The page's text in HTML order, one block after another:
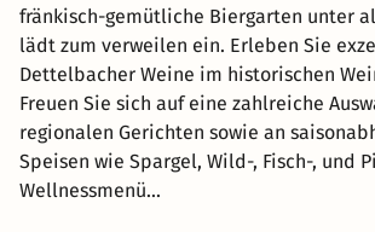
fränkisch-gemütliche Biergarten unter
lädt zum verweilen ein. Erleben Sie
Dettelbacher Weine im historischen
Freuen Sie sich auf eine zahlreiche
regionalen Gerichten sowie an
Speisen wie Spargel, Wild-, Fisch-, und
Wellnessmenü...